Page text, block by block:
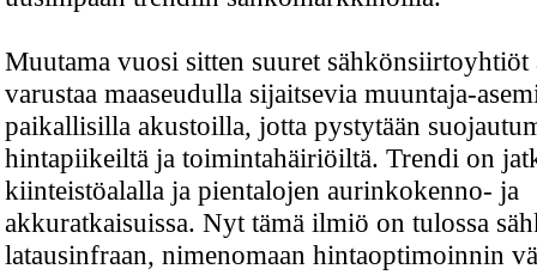
Muutama vuosi sitten suuret
varustaa maaseudulla sijaitsevia muuntaja-
paikallisilla akustoilla, jotta pystytään
hintapiikeiltä ja toimintahäiriöiltä. Trendi on
kiinteistöalalla ja pientalojen aurinkokenno- ja
akkuratkaisuissa. Nyt tämä ilmiö on tulossa
latausinfraan, nimenomaan hintaoptimoinnin